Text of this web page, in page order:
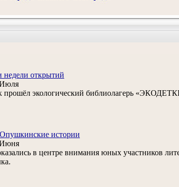
недели открытий
прошёл экологический библиолагерь
истории
в центре внимания юных участников